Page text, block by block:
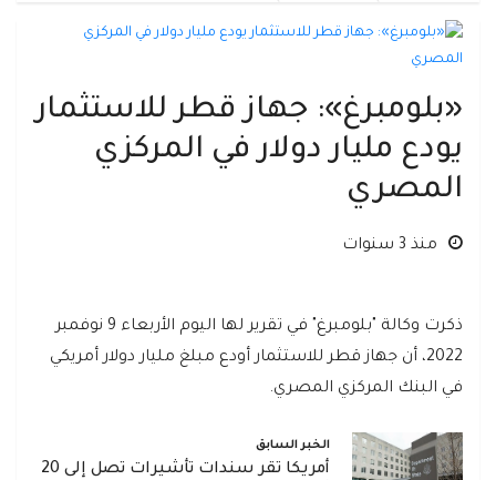
«بلومبرغ»: جهاز قطر للاستثمار
يودع مليار دولار في المركزي
المصري
منذ 3 سنوات
ذكرت وكالة "بلومبرغ" في تقرير لها اليوم الأربعاء 9 نوفمبر
2022، أن جهاز قطر للاستثمار أودع مبلغ مليار دولار أمريكي
في البنك المركزي المصري.
الخبر السابق
أمريكا تقر سندات تأشيرات تصل إلى 20